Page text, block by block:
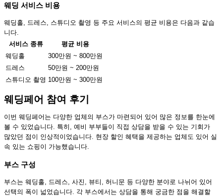
웨딩 서비스 비용
웨딩홀, 드레스, 스튜디오 촬영 등 주요 서비스의 평균 비용은 다음과 같습
니다.
서비스 종류
평균 비용
웨딩홀
300만원 ~ 800만원
드레스
50만원 ~ 200만원
스튜디오 촬영 100만원 ~ 300만원
웨딩페어 참여 후기
이번 웨딩페어는 다양한 업체의 부스가 마련되어 있어 많은 정보를 한눈에
볼 수 있었습니다. 특히, 예비 부부들이 직접 상담을 받을 수 있는 기회가
많았던 점이 인상적이었습니다. 현장 할인 혜택을 제공하는 업체도 있어 실
속 있는 쇼핑이 가능했습니다.
부스 구성
부스는 웨딩홀, 드레스, 사진, 뷰티, 허니문 등 다양한 분야로 나뉘어 있어
선택의 폭이 넓었습니다. 각 부스에서는 상담을 통해 궁금한 점을 해결할